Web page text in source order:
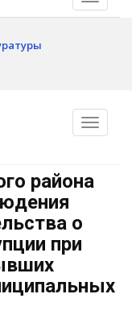
района
о
при